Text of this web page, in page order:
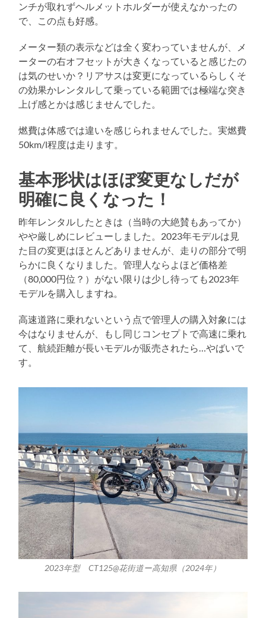
ンチが取れずヘルメットホルダーが使えなかったの
で、この点も好感。
メーター類の表示などは全く変わっていませんが、メ
ーターの右オフセットが大きくなっていると感じたの
は気のせいか？リアサスは変更になっているらしくそ
の効果かレンタルして乗っている範囲では極端な突き
上げ感とかは感じませんでした。
燃費は体感では違いを感じられませんでした。実燃費
50km/l程度は走ります。
基本形状はほぼ変更なしだが
明確に良くなった！
昨年レンタルしたときは（当時の大絶賛もあってか）
やや厳しめにレビューしました。2023年モデルは見
た目の変更はほとんどありませんが、走りの部分で明
らかに良くなりました。管理人ならよほど価格差
（80,000円位？）がない限りは少し待っても2023年
モデルを購入しますね。
高速道路に乗れないという点で管理人の購入対象には
今はなりませんが、もし同じコンセプトで高速に乗れ
て、航続距離が長いモデルが販売されたら…やばいで
す。
2023年型 CT125@花街道ー高知県（2024年）